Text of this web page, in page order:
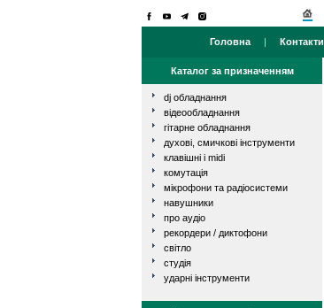
Головна | Контакти
Каталог за призначенням
dj обладнання
відеообладнання
гітарне обладнання
духові, смичкові інструменти
клавішні і midi
комутація
мікрофони та радіосистеми
навушники
про аудіо
рекордери / диктофони
світло
студія
ударні інструменти